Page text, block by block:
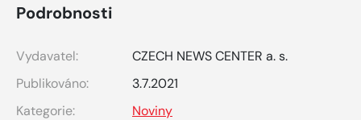
Podrobnosti
Vydavatel:
CZECH NEWS CENTER a. s.
Publikováno:
3.7.2021
Kategorie:
Noviny